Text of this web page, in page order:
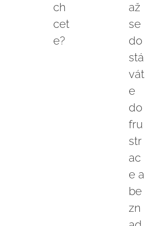
ch
cet
e?
až
se
do
stá
vát
e
do
fru
str
ac
e a
be
zn